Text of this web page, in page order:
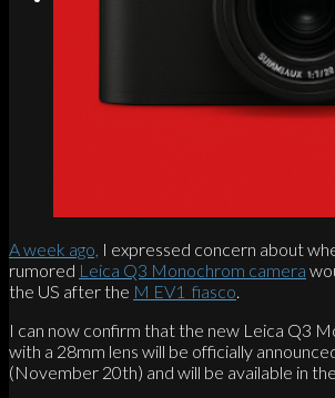
A week ago, I expressed concern about
rumored Leica Q3 Monochrom camera
the US after the M EV1 fiasco
I can now confirm that the new Leica Q3
with a 28mm lens will be officially
(November 20th) and will be available in